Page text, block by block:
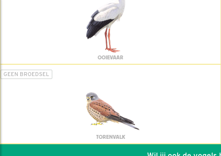
OOIEVAAR
GEEN BROEDSEL
TORENVALK